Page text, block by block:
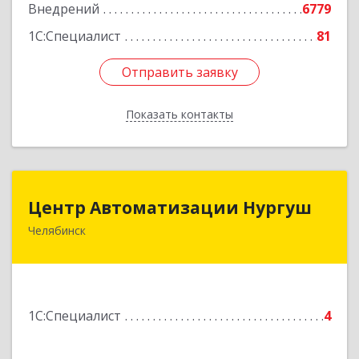
Внедрений
6779
1С:Специалист
81
Отправить заявку
Показать контакты
Отправить заявку
Назад
Центр Автоматизации Нургуш
Челябинск
1С:Специалист 4